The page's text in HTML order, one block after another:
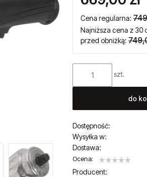
Cena regularna:
Najniższa cena z 30
przed obniżką:
szt.
do
Dostępność:
Wysyłka w:
Dostawa:
Cena nie zawiera
Ocena:
Producent: